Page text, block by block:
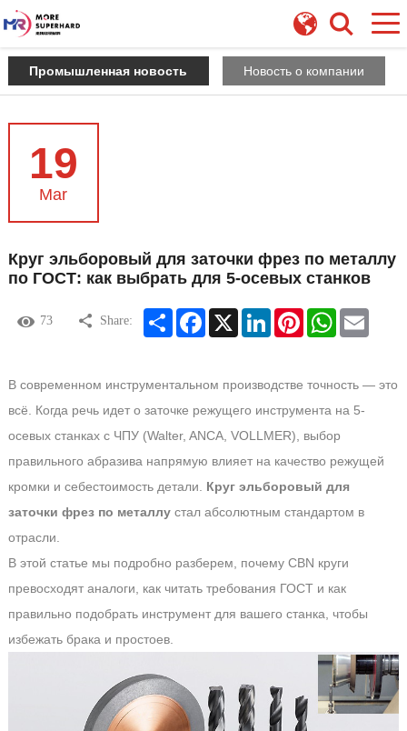
Промышленная новость Новость о компании
19
Mar
Круг эльборовый для заточки фрез по металлу
по ГОСТ: как выбрать для 5-осевых станков
73 Share: Share Facebook LinkedIn Pinterest WhatsApp
В современном инструментальном производстве точность — это
всё. Когда речь идет о заточке режущего инструмента на 5-
осевых станках с ЧПУ (Walter, ANCA, VOLLMER), выбор
правильного абразива напрямую влияет на качество режущей
кромки и себестоимость детали. Круг эльборовый для
заточки фрез по металлустал абсолютным стандартом в
отрасли.
В этой статье мы подробно разберем, почему CBN круги
превосходят аналоги, как читать требования ГОСТ и как
правильно подобрать инструмент для вашего станка, чтобы
избежать брака и простоев.